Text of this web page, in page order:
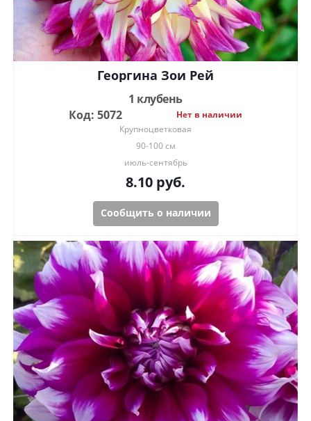
Георгина Зои Рей
1 клубень
Код: 5072
Нет в наличии
Крупноцветковая
90-100 см
июль-сентябрь
8.10 руб.
Сообщить о наличии